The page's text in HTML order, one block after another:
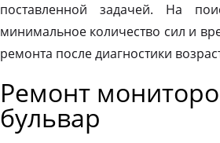
поставленной задачей. На
минимальное количество сил и
ремонта после диагностики
Ремонт
бульвар